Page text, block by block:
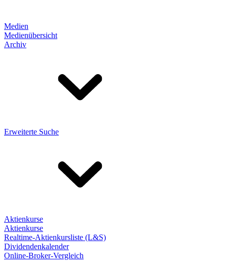
Medien
Medienübersicht
Archiv
Erweiterte Suche
Aktienkurse
Aktienkurse
Realtime-Aktienkursliste (L&S)
Dividendenkalender
Online-Broker-Vergleich